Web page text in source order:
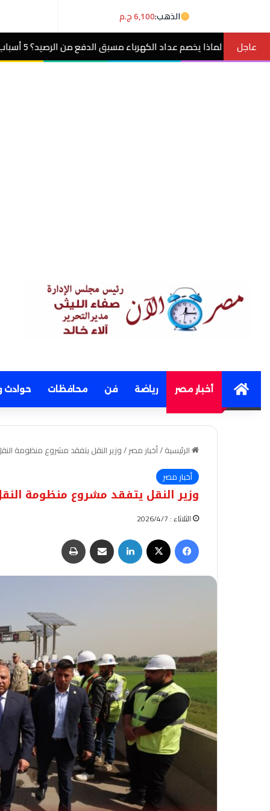
الذهب:6,100 ج.م
عاجل
الكهرباء مسبق الدفع من الرصيد؟ 5 أسباب وحلول مصر الآن
Homeأخبار مصر رياضة فن محافظات حوادث
الرئيسية/أخبار مصر/وزير النقل يتفقد مشروع منظومة
أخبار مصر
وزير النقل يتفقد مشروع منظومة
الثلاثاء : 2026/4/7
فيسبوك لينكدإن مشاركة عبر البريد